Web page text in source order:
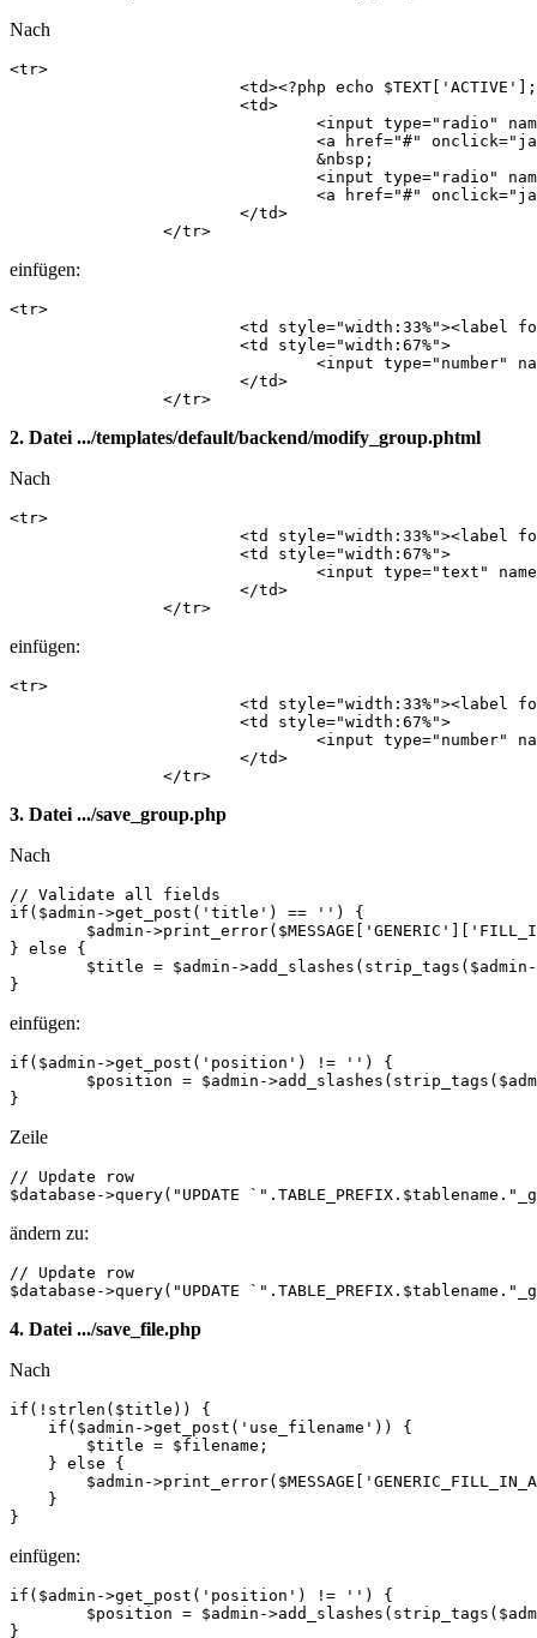
Nach
<tr>
    		</tr>
einfügen:
<tr>
            	</tr>
2. Datei .../templates/default/backend/modify_group.phtml
Nach
<tr>
            	</tr>
einfügen:
<tr>
            	</tr>
3. Datei .../save_group.php
Nach
// Validate all fields
if($admin->get_post('title') == '') {
} else {
}
einfügen:
if($admin->get_post('position') != '') {
}
Zeile
// Update row
$database->query("UPDATE
ändern zu:
// Update row
$database->query("UPDATE
4. Datei .../save_file.php
Nach
if(!strlen($title)) {
    if($admin->get_post('use_filename')) {
        $title = $filename;
    } else {
$admin-
    }
}
einfügen:
if($admin->get_post('position') != '') {
}